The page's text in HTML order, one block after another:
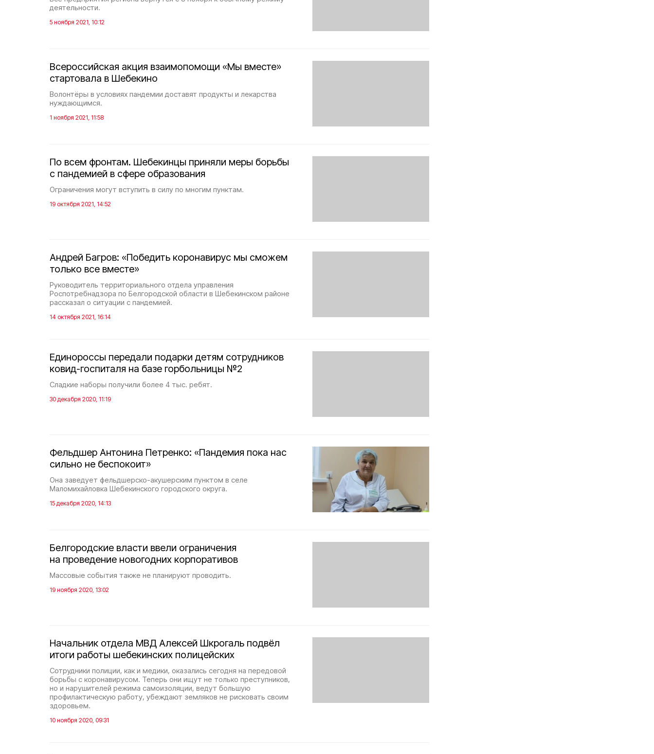
деятельности.
5 ноября 2021, 10:12
Всероссийская акция взаимопомощи «Мы вместе»
стартовала в Шебекино
Волонтёры в условиях пандемии доставят продукты и лекарства
нуждающимся.
1 ноября 2021, 11:58
По всем фронтам. Шебекинцы приняли меры борьбы
с пандемией в сфере образования
Ограничения могут вступить в силу по многим пунктам.
19 октября 2021, 14:52
Андрей Багров: «Победить коронавирус мы сможем
только все вместе»
Руководитель территориального отдела управления
Роспотребнадзора по Белгородской области в Шебекинском районе
рассказал о ситуации с пандемией.
14 октября 2021, 16:14
Единороссы передали подарки детям сотрудников
ковид-госпиталя на базе горбольницы №2
Сладкие наборы получили более 4 тыс. ребят.
30 декабря 2020, 11:19
Фельдшер Антонина Петренко: «Пандемия пока нас
сильно не беспокоит»
Она заведует фельдшерско-акушерским пунктом в селе
Маломихайловка Шебекинского городского округа.
15 декабря 2020, 14:13
Белгородские власти ввели ограничения
на проведение новогодних корпоративов
Массовые события также не планируют проводить.
19 ноября 2020, 13:02
Начальник отдела МВД Алексей Шкрогаль подвёл
итоги работы шебекинских полицейских
Сотрудники полиции, как и медики, оказались сегодня на передовой
борьбы с коронавирусом. Теперь они ищут не только преступников,
но и нарушителей режима самоизоляции, ведут большую
профилактическую работу, убеждают земляков не рисковать своим
здоровьем.
10 ноября 2020, 09:31